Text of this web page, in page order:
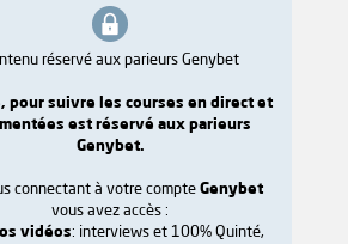
réservé aux parieurs Genybet
pour suivre les courses en direct et
est réservé aux parieurs
Genybet.
connectant à votre compte Genybet
vous avez accès :
vidéos: interviews et 100% Quinté,